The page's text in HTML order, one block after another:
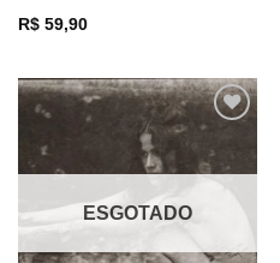
R$59,90
a lista de
desejos
ESGOTADO